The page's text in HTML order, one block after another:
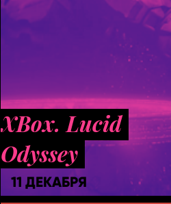
XBox. Lucid
Odyssey
11 ДЕКАБРЯ